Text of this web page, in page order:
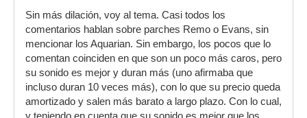
Sin más dilación, voy al tema. Casi todos los
comentarios hablan sobre parches Remo o Evans, sin
mencionar los Aquarian. Sin embargo, los pocos que lo
comentan coinciden en que son un poco más caros, pero
su sonido es mejor y duran más (uno afirmaba que
incluso duran 10 veces más), con lo que su precio queda
amortizado y salen más barato a largo plazo. Con lo cual,